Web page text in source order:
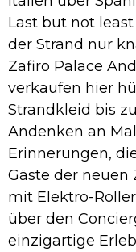
Last but not
der Strand nur
Zafiro Palace
verkaufen hier
Strandkleid bis
Andenken an
Erinnerungen,
Gäste der neuen
mit Elektro-
über den
einzigartige